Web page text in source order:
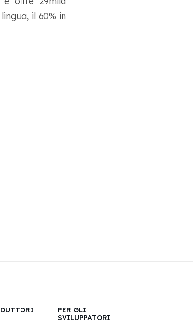
il 60% in
PER GLI
SVILUPPATORI